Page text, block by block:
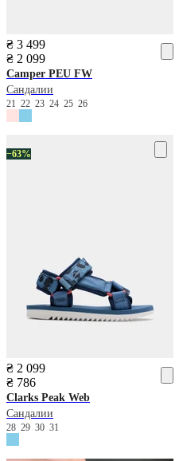
₴ 3 499
₴ 2 099
Camper PEU FW
Сандалии
21 22 23 24 25 26
−63%
₴ 2 099
₴ 786
Clarks Peak Web
Сандалии
28 29 30 31